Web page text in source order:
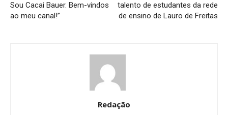
Sou Cacai Bauer. Bem-vindos
ao meu canal!”
talento de estudantes da rede
de ensino de Lauro de Freitas
Redação